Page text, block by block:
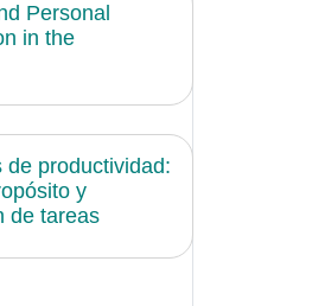
Personal
in the
de productividad:
y
de tareas